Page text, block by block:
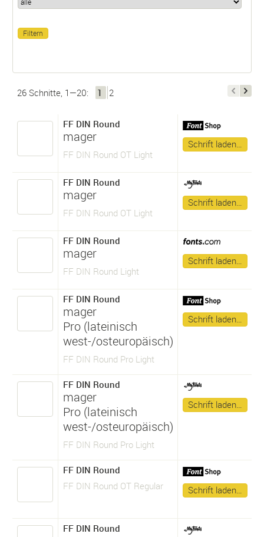
26 Schnitte, 1—20: 1 2
FF DIN Round
mager
FF DIN Round OT Light
Schrift laden…
FF DIN Round
mager
FF DIN Round OT Light
Schrift laden…
FF DIN Round
mager
FF DIN Round Light
Schrift laden…
FF DIN Round
mager
Pro (lateinisch
west-/osteuropäisch)
FF DIN Round Pro Light
Schrift laden…
FF DIN Round
mager
Pro (lateinisch
west-/osteuropäisch)
FF DIN Round Pro Light
Schrift laden…
FF DIN Round
FF DIN Round OT Regular
Schrift laden…
FF DIN Round